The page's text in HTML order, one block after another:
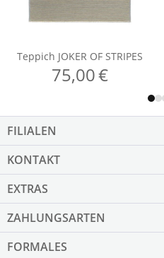
FILIALEN
KONTAKT
EXTRAS
ZAHLUNGSARTEN
FORMALES